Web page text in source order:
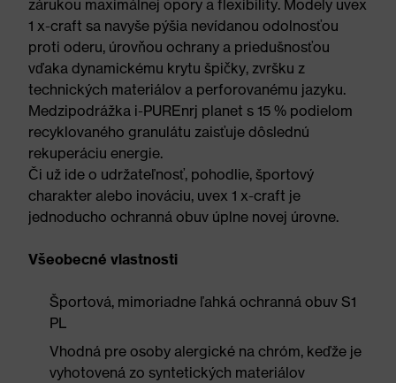
zárukou maximálnej opory a flexibility. Modely uvex
1 x-craft sa navyše pýšia nevídanou odolnosťou
proti oderu, úrovňou ochrany a priedušnosťou
vďaka dynamickému krytu špičky, zvršku z
technických materiálov a perforovanému jazyku.
Medzipodrážka i-PUREnrj planet s 15 % podielom
recyklovaného granulátu zaisťuje dôslednú
rekuperáciu energie.
Či už ide o udržateľnosť, pohodlie, športový
charakter alebo inováciu, uvex 1 x-craft je
jednoducho ochranná obuv úplne novej úrovne.
Všeobecné vlastnosti
Športová, mimoriadne ľahká ochranná obuv S1
PL
Vhodná pre osoby alergické na chróm, keďže je
vyhotovená zo syntetických materiálov